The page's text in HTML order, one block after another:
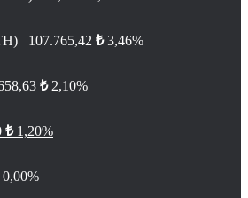
107.765,42 ₺ 3,46%
₺ 2,10%
₺ 1,20%
0,00%